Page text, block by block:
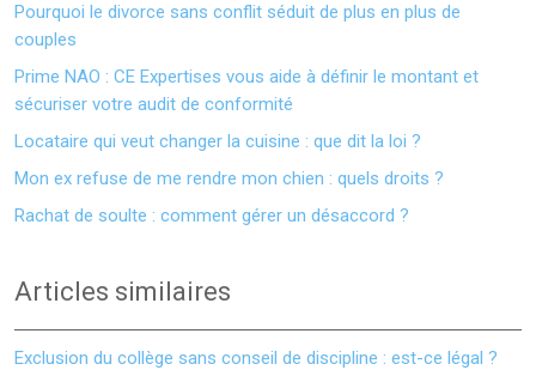
Pourquoi le divorce sans conflit séduit de plus en plus de
couples
Prime NAO : CE Expertises vous aide à définir le montant et
sécuriser votre audit de conformité
Locataire qui veut changer la cuisine : que dit la loi ?
Mon ex refuse de me rendre mon chien : quels droits ?
Rachat de soulte : comment gérer un désaccord ?
Articles similaires
Exclusion du collège sans conseil de discipline : est-ce légal ?